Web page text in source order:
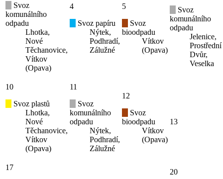
Svoz
komunálního
odpadu
Lhotka,
Nové
Těchanovice,
Vítkov
(Opava)
4
Svoz papíru
Nýtek,
Podhradí,
Zálužné
5
Svoz
bioodpadu
Vítkov
(Opava)
Svoz
komunálního
odpadu
Jelenice,
Prostřední
Dvůr,
Veselka
10
Svoz plastů
Lhotka,
Nové
Těchanovice,
Vítkov
(Opava)
11
Svoz
komunálního
odpadu
Nýtek,
Podhradí,
Zálužné
12
Svoz
bioodpadu
Vítkov
(Opava)
13
17
20